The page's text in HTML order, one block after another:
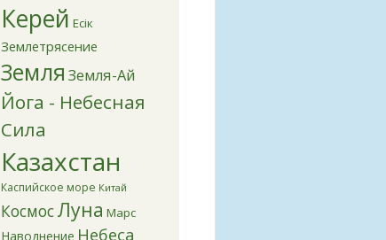
Керей Есік
Землетрясение
Земля Земля-Ай
Йога - Небесная
Сила
Казахстан
Каспийское море Китай
КосмосЛуна Марс
Наводнение Небеса